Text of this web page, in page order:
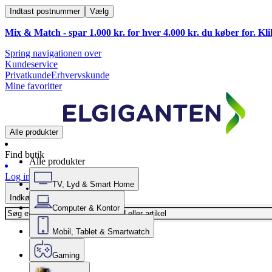
Indtast postnummer Vælg
Mix & Match - spar 1.000 kr. for hver 4.000 kr. du køber for.
Spring navigationen over
Kundeservice
PrivatkundeErhvervskunde
Mine favoritter
Alle produkter
Find butik
Log ind
Indkøbskurv
Alle produkter
TV, Lyd & Smart Home
Computer & Kontor
Mobil, Tablet & Smartwatch
Gaming